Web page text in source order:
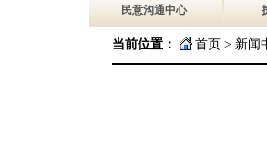
民意沟通中心
当前位置： 首页 > 新闻